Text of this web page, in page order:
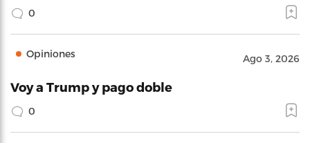
0
Opiniones Ago 3, 2026
Voy a Trump y pago doble
0